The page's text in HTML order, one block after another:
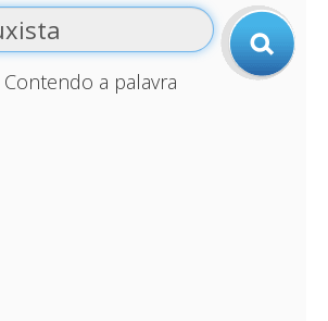
Contendo a palavra